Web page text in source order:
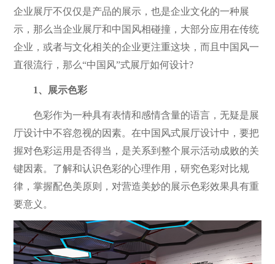
企业展厅不仅仅是产品的展示，也是企业文化的一种展
示，那么当企业展厅和中国风相碰撞，大部分应用在传统
企业，或者与文化相关的企业更注重这块，而且中国风一
直很流行，那么“中国风”式展厅如何设计?
1、展示色彩
色彩作为一种具有表情和感情含量的语言，无疑是展
厅设计中不容忽视的因素。在中国风式展厅设计中，要把
握对色彩运用是否得当，是关系到整个展示活动成败的关
键因素。了解和认识色彩的心理作用，研究色彩对比规
律，掌握配色美原则，对营造美妙的展示色彩效果具有重
要意义。